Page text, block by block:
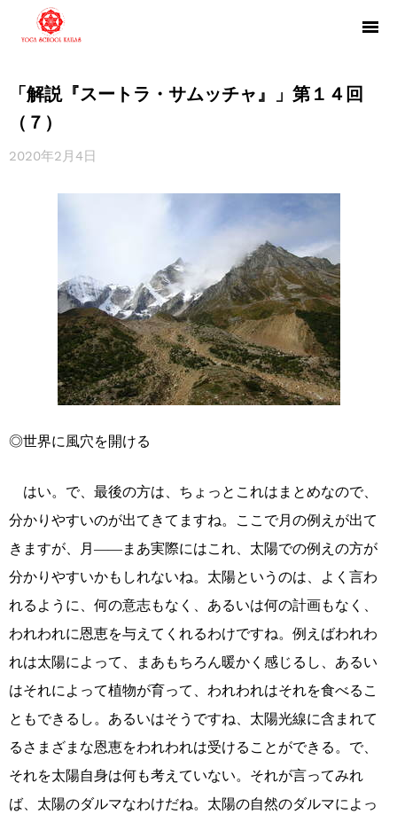
「解説『スートラ・サムッチャ』」第１４回
（７）
2020年2月4日
◎世界に風穴を開ける
はい。で、最後の方は、ちょっとこれはまとめなので、
分かりやすいのが出てきてますね。ここで月の例えが出て
きますが、月――まあ実際にはこれ、太陽での例えの方が
分かりやすいかもしれないね。太陽というのは、よく言わ
れるように、何の意志もなく、あるいは何の計画もなく、
われわれに恩恵を与えてくれるわけですね。例えばわれわ
れは太陽によって、まあもちろん暖かく感じるし、あるい
はそれによって植物が育って、われわれはそれを食べるこ
ともできるし。あるいはそうですね、太陽光線に含まれて
るさまざまな恩恵をわれわれは受けることができる。で、
それを太陽自身は何も考えていない。それが言ってみれ
ば、太陽のダルマなわけだね。太陽の自然のダルマによっ